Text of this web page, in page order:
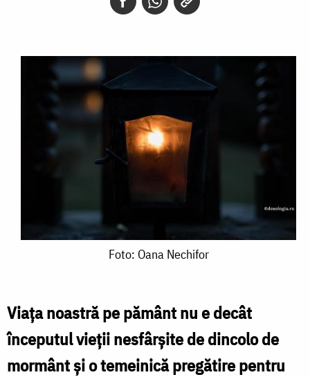
Foto: Oana Nechifor
Viața noastră pe pământ nu e decât
începutul vieții nesfârșite de dincolo de
mormânt și o temeinică pregătire pentru